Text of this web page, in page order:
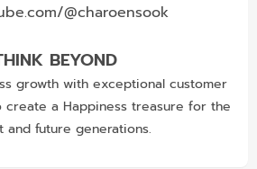
@charoensook
BEYOND
growth with exceptional customer
a Happiness treasure for the
and future generations.